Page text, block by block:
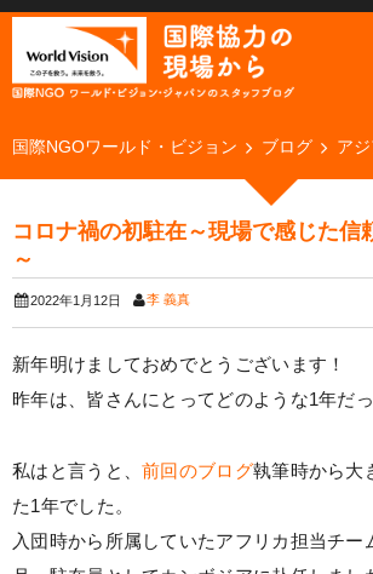
国際NGOワールド・ビジョン ブログ ア
コロナ禍の初駐在～現場で感じた信
～
2022年1月12日 李 義真
新年明けましておめでとうございます！
昨年は、皆さんにとってどのような1年だ
私はと言うと、前回のブログ執筆時から大
た1年でした。
入団時から所属していたアフリカ担当チー